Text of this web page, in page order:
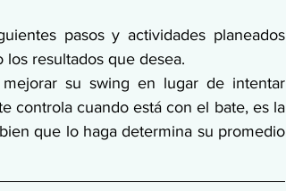
pasos y actividades planeados
resultados que desea.
su swing en lugar de intentar
controla cuando está con el bate, es la
que lo haga determina su promedio